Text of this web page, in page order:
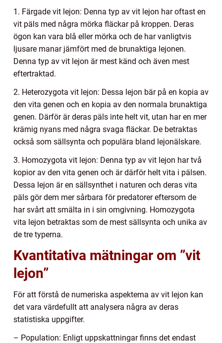
1. Färgade vit lejon: Denna typ av vit lejon har oftast en
vit päls med några mörka fläckar på kroppen. Deras
ögon kan vara blå eller mörka och de har vanligtvis
ljusare manar jämfört med de brunaktiga lejonen.
Denna typ av vit lejon är mest känd och även mest
eftertraktad.
2. Heterozygota vit lejon: Dessa lejon bär på en kopia av
den vita genen och en kopia av den normala brunaktiga
genen. Därför är deras päls inte helt vit, utan har en mer
krämig nyans med några svaga fläckar. De betraktas
också som sällsynta och populära bland lejonälskare.
3. Homozygota vit lejon: Denna typ av vit lejon har två
kopior av den vita genen och är därför helt vita i pälsen.
Dessa lejon är en sällsynthet i naturen och deras vita
päls gör dem mer sårbara för predatorer eftersom de
har svårt att smälta in i sin omgivning. Homozygota
vita lejon betraktas som de mest sällsynta och unika av
de tre typerna.
Kvantitativa mätningar om ”vit
lejon”
För att förstå de numeriska aspekterna av vit lejon kan
det vara värdefullt att analysera några av deras
statistiska uppgifter.
– Population: Enligt uppskattningar finns det endast